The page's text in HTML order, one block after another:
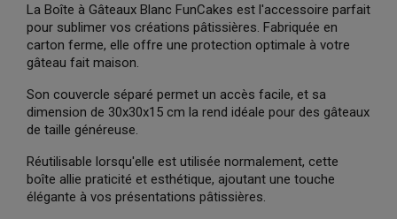
La Boîte à Gâteaux Blanc FunCakes est l'accessoire parfait
pour sublimer vos créations pâtissières. Fabriquée en
carton ferme, elle offre une protection optimale à votre
gâteau fait maison.
Son couvercle séparé permet un accès facile, et sa
dimension de 30x30x15 cm la rend idéale pour des gâteaux
de taille généreuse.
Réutilisable lorsqu'elle est utilisée normalement, cette
boîte allie praticité et esthétique, ajoutant une touche
élégante à vos présentations pâtissières.